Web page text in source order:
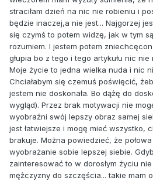
straciłam dzień na nic nie robieniu i
będzie inaczej,a nie jest... Najgorzej
się czymś to potem widzę, jak w tym
rozumiem. I jestem potem
głupia bo z tego i tego artykułu nic nie
Moje życie to jedna wielka nuda i nic
Chciałabym się czemuś poświęcić,
jestem nie doskonała. Bo dążę do
wygląd). Przez brak motywacji nie
wyobraźni swój lepszy obraz samej
jest łatwiejsze i mogę mieć wszystko,
brakuje. Można powiedzieć, że
wyobrażanie sobie lepszej siebie.
zainteresować to w dorosłym życiu
mężczyzny do szczęścia... takie mam